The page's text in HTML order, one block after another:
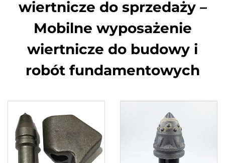
wiertnicze do sprzedaży –
Mobilne wyposażenie
wiertnicze do budowy i
robót fundamentowych